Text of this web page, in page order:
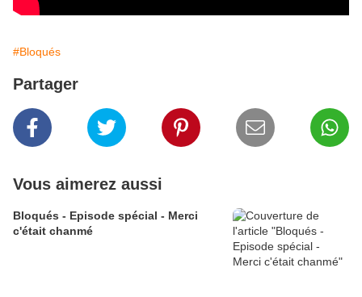
#Bloqués
Partager
Vous aimerez aussi
Bloqués - Episode spécial - Merci
c'était chanmé